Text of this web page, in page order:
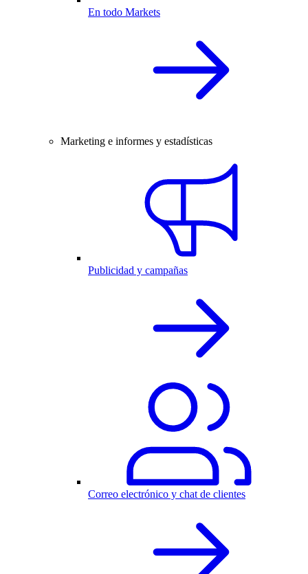
En todo Markets
Marketing e informes y estadísticas
Publicidad y campañas
Correo electrónico y chat de clientes